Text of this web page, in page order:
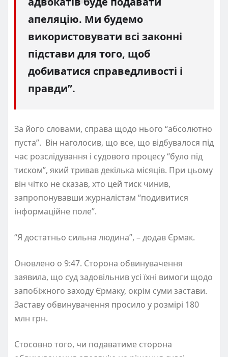
апеляцію. Ми будемо
використовувати всі законні
підстави для того, щоб
добиватися справедливості і
правди”.
За його словами, справа щодо нього “абсолютно
пуста”. Він наголосив, що все, що відбувалося під
час розслідування і судового процесу “було під
тиском”, який тривав декілька місяців. При цьому
він чітко не сказав, хто цей тиск чинив,
запропонувавши журналістам “подивитися
інформаційне поле”.
“Я достатньо сильна людина”, – додав Єрмак.
Оновлено о 9:47. Сторона обвинувачення
заявила, що суд задовільнив усі їхні вимоги щодо
запобіжного заходу Єрмаку, окрім суми застави.
Заставу обвинувачення просило у розмірі 180
млн грн.
Стосовно того, чи подаватиме сторона